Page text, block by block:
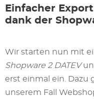
Einfacher
dank der
Wir starten nun mit
Shopware 2 DATEV
erst einmal ein. Dazu
unserem Fall